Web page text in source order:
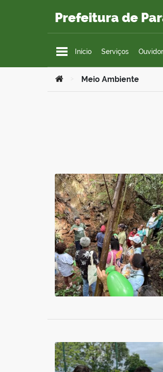
Prefeitura de
Início Serviços
Você está aqui:
Meio Ambiente